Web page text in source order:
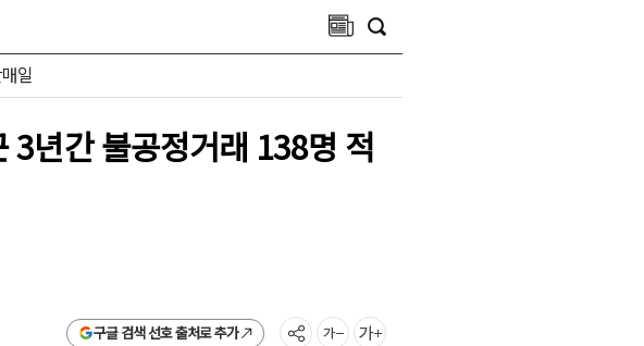
일
년간 불공정거래 138명 적
구글 검색 선호 출처로 추가